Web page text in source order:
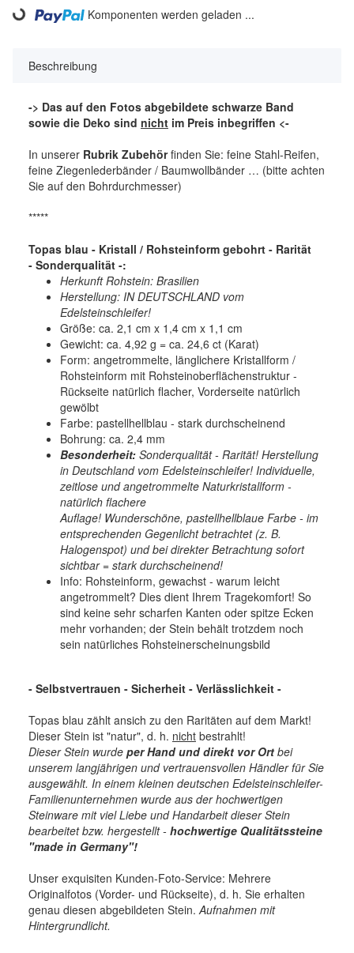
Komponenten werden geladen ...
Beschreibung
-> Das auf den Fotos abgebildete schwarze Band
sowie die Deko sind nicht im Preis inbegriffen <-
In unserer Rubrik Zubehörfinden Sie: feine Stahl-Reifen,
feine Ziegenlederbänder / Baumwollbänder … (bitte achten
Sie auf den Bohrdurchmesser)
*****
Topas blau - Kristall / Rohsteinform gebohrt - Rarität
- Sonderqualität -:
Herkunft Rohstein: Brasilien
Herstellung: IN DEUTSCHLAND vom
Edelsteinschleifer!
Größe: ca. 2,1 cm x 1,4 cm x 1,1 cm
Gewicht: ca. 4,92 g = ca. 24,6 ct (Karat)
Form: angetrommelte, länglichere Kristallform /
Rohsteinform mit Rohsteinoberflächenstruktur -
Rückseite natürlich flacher, Vorderseite natürlich
gewölbt
Farbe: pastellhellblau - stark durchscheinend
Bohrung: ca. 2,4 mm
Besonderheit: Sonderqualität - Rarität! Herstellung
in Deutschland vom Edelsteinschleifer! Individuelle,
zeitlose und angetrommelte Naturkristallform -
natürlich flachere
Auflage! Wunderschöne, pastellhellblaue Farbe - im
entsprechenden Gegenlicht betrachtet (z. B.
Halogenspot) und bei direkter Betrachtung sofort
sichtbar = stark durchscheinend!
Info: Rohsteinform, gewachst - warum leicht
angetrommelt? Dies dient Ihrem Tragekomfort! So
sind keine sehr scharfen Kanten oder spitze Ecken
mehr vorhanden; der Stein behält trotzdem noch
sein natürliches Rohsteinerscheinungsbild
- Selbstvertrauen - Sicherheit - Verlässlichkeit -
Topas blau zählt ansich zu den Raritäten auf dem Markt!
Dieser Stein ist "natur", d. h. nicht bestrahlt!
Dieser Stein wurde per Hand und direkt vor Ort bei
unserem langjährigen und vertrauensvollen Händler für Sie
ausgewählt. In einem kleinen deutschen Edelsteinschleifer-
Familienunternehmen wurde aus der hochwertigen
Steinware mit viel Liebe und Handarbeit dieser Stein
bearbeitet bzw. hergestellt - hochwertige Qualitätssteine
"made in Germany"!
Unser exquisiten Kunden-Foto-Service: Mehrere
Originalfotos (Vorder- und Rückseite), d. h. Sie erhalten
genau diesen abgebildeten Stein. Aufnahmen mit
Hintergrundlicht.